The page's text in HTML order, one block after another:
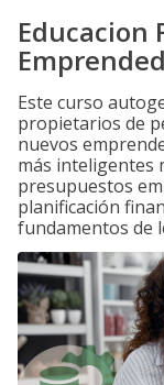
Educacion
Este curso
propietarios de
nuevos
más inteligentes
presupuestos
planificación
fundamentos de